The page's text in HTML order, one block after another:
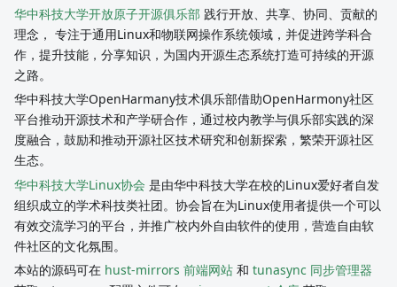
华中科技大学开放原子开源俱乐部 践行开放、共享、协同、贡献的
理念， 专注于通用Linux和物联网操作系统领域，并促进跨学科合
作，提升技能，分享知识，为国内开源生态系统打造可持续的开源
之路。
华中科技大学OpenHarmany技术俱乐部借助OpenHarmony社区
平台推动开源技术和产学研合作，通过校内教学与俱乐部实践的深
度融合，鼓励和推动开源社区技术研究和创新探索，繁荣开源社区
生态。
华中科技大学Linux协会 是由华中科技大学在校的Linux爱好者自发
组织成立的学术科技类社团。协会旨在为Linux使用者提供一个可以
有效交流学习的平台，并推广校内外自由软件的使用，营造自由软
件社区的文化氛围。
本站的源码可在 hust-mirrors 前端网站 和 tunasync 同步管理器